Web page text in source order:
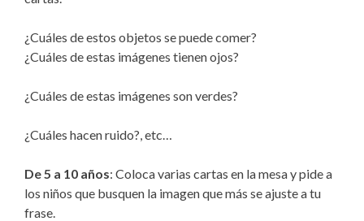
¿Cuáles de estos objetos se puede comer?
¿Cuáles de estas imágenes tienen ojos?
¿Cuáles de estas imágenes son verdes?
¿Cuáles hacen ruido?, etc…
De 5 a 10 años: Coloca varias cartas en la mesa y pide a
los niños que busquen la imagen que más se ajuste a tu
frase.